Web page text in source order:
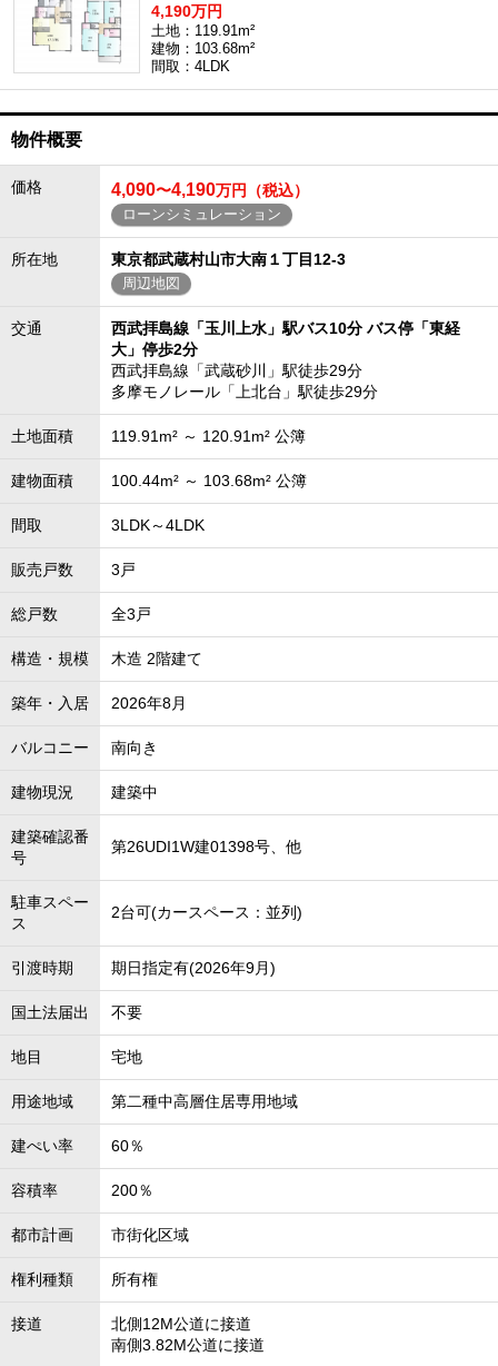
4,190万円
土地：119.91m²
建物：103.68m²
間取：4LDK
物件概要
価格 4,090〜4,190万円（税込）
ローンシミュレーション
所在地 東京都武蔵村山市大南１丁目12-3
周辺地図
交通
西武拝島線「玉川上水」駅バス10分 バス停「東経
大」停歩2分
西武拝島線「武蔵砂川」駅徒歩29分
多摩モノレール「上北台」駅徒歩29分
土地面積 119.91m² ～ 120.91m² 公簿
建物面積 100.44m² ～ 103.68m² 公簿
間取 3LDK～4LDK
販売戸数 3戸
総戸数 全3戸
構造・規模 木造 2階建て
築年・入居 2026年8月
バルコニー 南向き
建物現況 建築中
建築確認番
号
第26UDI1W建01398号、他
駐車スペー
ス
2台可(カースペース：並列)
引渡時期 期日指定有(2026年9月)
国土法届出 不要
地目 宅地
用途地域 第二種中高層住居専用地域
建ぺい率 60％
容積率 200％
都市計画 市街化区域
権利種類 所有権
接道
北側12M公道に接道
南側3.82M公道に接道